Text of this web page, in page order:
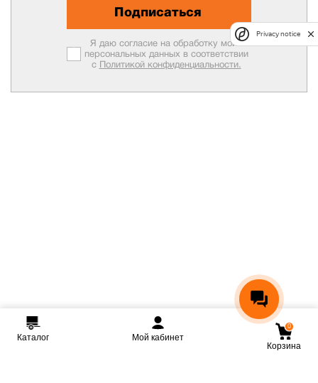
Подписаться
Я даю согласие на обработку моих
персональных данных в соответствии
с Политикой конфиденциальности.
Каталог Мой кабинет
0
Корзина
Privacy notice